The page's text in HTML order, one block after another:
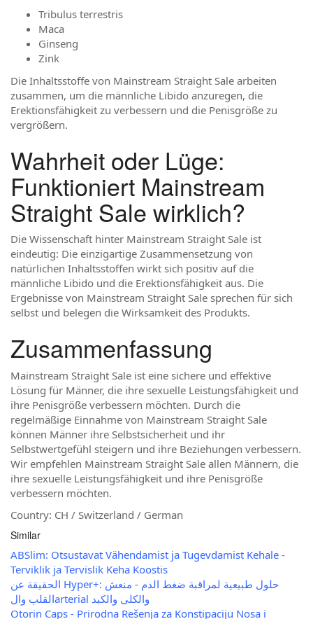
Tribulus terrestris
Maca
Ginseng
Zink
Die Inhaltsstoffe von Mainstream Straight Sale arbeiten
zusammen, um die männliche Libido anzuregen, die
Erektionsfähigkeit zu verbessern und die Penisgröße zu
vergrößern.
Wahrheit oder Lüge:
Funktioniert Mainstream
Straight Sale wirklich?
Die Wissenschaft hinter Mainstream Straight Sale ist
eindeutig: Die einzigartige Zusammensetzung von
natürlichen Inhaltsstoffen wirkt sich positiv auf die
männliche Libido und die Erektionsfähigkeit aus. Die
Ergebnisse von Mainstream Straight Sale sprechen für sich
selbst und belegen die Wirksamkeit des Produkts.
Zusammenfassung
Mainstream Straight Sale ist eine sichere und effektive
Lösung für Männer, die ihre sexuelle Leistungsfähigkeit und
ihre Penisgröße verbessern möchten. Durch die
regelmäßige Einnahme von Mainstream Straight Sale
können Männer ihre Selbstsicherheit und ihr
Selbstwertgefühl steigern und ihre Beziehungen verbessern.
Wir empfehlen Mainstream Straight Sale allen Männern, die
ihre sexuelle Leistungsfähigkeit und ihre Penisgröße
verbessern möchten.
Country: CH / Switzerland / German
Similar
ABSlim: Otsustavat Vähendamist ja Tugevdamist Kehale -
Terviklik ja Tervislik Keha Koostis
الحقيقة عن Hyper+: حلول طبيعية لمراقبة ضغط الدم - منعش
القلب والarterial والكلى والكبد
Otorin Caps - Prirodna Rešenja za Konstipaciju Nosa i